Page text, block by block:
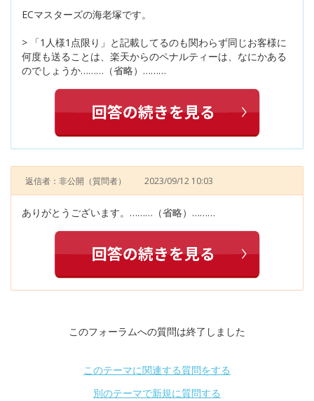
ECマスターズの海老塚です。
> 「1人様1点限り」と記載してるのも関わらず同じお客様に
何度も送ることは、楽天からのペナルティーは、なにかある
のでしょうか………（省略）………
返信者：非公開 （質問者） 2023/09/12 10:03
ありがとうございます。………（省略）………
このフォーラムへの質問は終了しました
このテーマに関連する質問をする
別のテーマで新規に質問する